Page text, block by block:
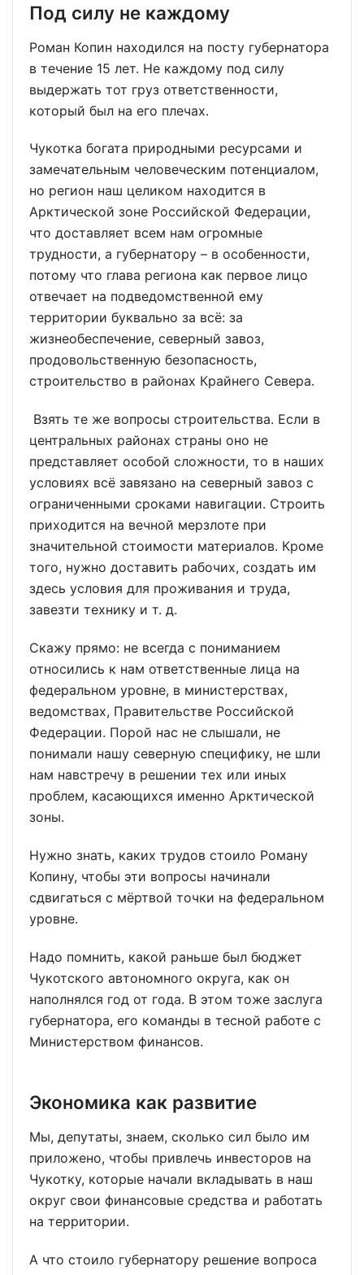
Под силу не каждому
Роман Копин находился на посту губернатора
в течение 15 лет. Не каждому под силу
выдержать тот груз ответственности,
который был на его плечах.
Чукотка богата природными ресурсами и
замечательным человеческим потенциалом,
но регион наш целиком находится в
Арктической зоне Российской Федерации,
что доставляет всем нам огромные
трудности, а губернатору – в особенности,
потому что глава региона как первое лицо
отвечает на подведомственной ему
территории буквально за всё: за
жизнеобеспечение, северный завоз,
продовольственную безопасность,
строительство в районах Крайнего Севера.
Взять те же вопросы строительства. Если в
центральных районах страны оно не
представляет особой сложности, то в наших
условиях всё завязано на северный завоз с
ограниченными сроками навигации. Строить
приходится на вечной мерзлоте при
значительной стоимости материалов. Кроме
того, нужно доставить рабочих, создать им
здесь условия для проживания и труда,
завезти технику и т. д.
Скажу прямо: не всегда с пониманием
относились к нам ответственные лица на
федеральном уровне, в министерствах,
ведомствах, Правительстве Российской
Федерации. Порой нас не слышали, не
понимали нашу северную специфику, не шли
нам навстречу в решении тех или иных
проблем, касающихся именно Арктической
зоны.
Нужно знать, каких трудов стоило Роману
Копину, чтобы эти вопросы начинали
сдвигаться с мёртвой точки на федеральном
уровне.
Надо помнить, какой раньше был бюджет
Чукотского автономного округа, как он
наполнялся год от года. В этом тоже заслуга
губернатора, его команды в тесной работе с
Министерством финансов.
Экономика как развитие
Мы, депутаты, знаем, сколько сил было им
приложено, чтобы привлечь инвесторов на
Чукотку, которые начали вкладывать в наш
округ свои финансовые средства и работать
на территории.
А что стоило губернатору решение вопроса